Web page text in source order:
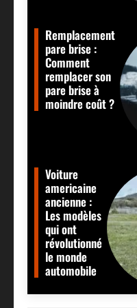
Remplacement
pare brise :
Comment
remplacer son
pare brise à
moindre coût ?
Voiture
americaine
ancienne :
Les modèles
qui ont
révolutionné
le monde
automobile